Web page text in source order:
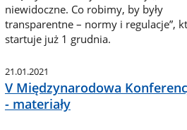
niewidoczne. Co robimy, by były
transparentne – normy i regulacje”,
startuje już 1 grudnia.
21.01.2021
V Międzynarodowa
- materiały